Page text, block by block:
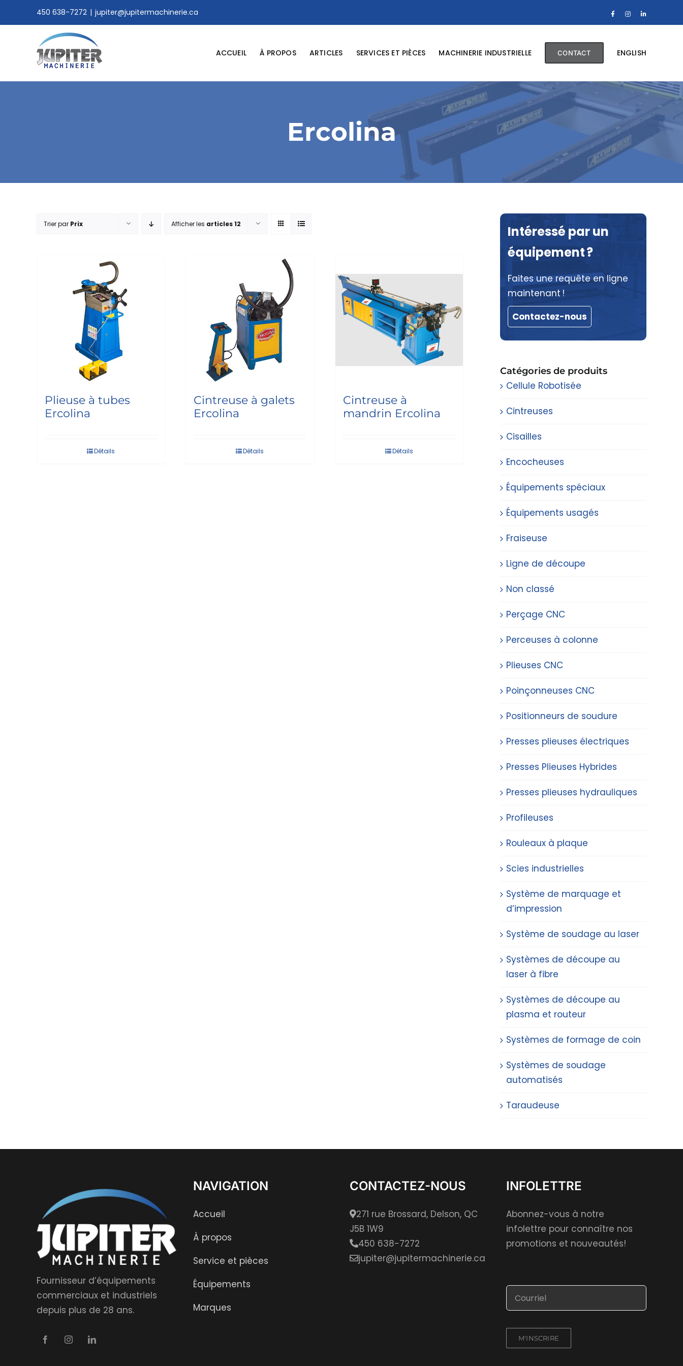
450 638-7272 | jupiter@jupitermachinerie.ca FacebookInstagramLinkedIn
ACCUEIL À PROPOS ARTICLES SERVICES ET PIÈCES MACHINERIE INDUSTRIELLE CONTACT ENGLISH
Ercolina
Trier par Prix Afficher les articles 12
Plieuse à tubes
Ercolina
Détails
Cintreuse à galets
Ercolina
Détails
Cintreuse à
mandrin Ercolina
Détails
Intéressé par un
équipement ?
Faites une requête en ligne
maintenant !
Contactez-nous
Catégories de produits
Cellule Robotisée
Cintreuses
Cisailles
Encocheuses
Équipements spéciaux
Équipements usagés
Fraiseuse
Ligne de découpe
Non classé
Perçage CNC
Perceuses à colonne
Plieuses CNC
Poinçonneuses CNC
Positionneurs de soudure
Presses plieuses électriques
Presses Plieuses Hybrides
Presses plieuses hydrauliques
Profileuses
Rouleaux à plaque
Scies industrielles
Système de marquage et
d’impression
Système de soudage au laser
Systèmes de découpe au
laser à fibre
Systèmes de découpe au
plasma et routeur
Systèmes de formage de coin
Systèmes de soudage
automatisés
Taraudeuse
Fournisseur d’équipements
commerciaux et industriels
depuis plus de 28 ans.
NAVIGATION
Accueil
À propos
Service et pièces
Équipements
Marques
CONTACTEZ-NOUS
271 rue Brossard, Delson, QC
J5B 1W9
450 638-7272
jupiter@jupitermachinerie.ca
INFOLETTRE
Abonnez-vous à notre
infolettre pour connaître nos
promotions et nouveautés!
M'INSCRIRE